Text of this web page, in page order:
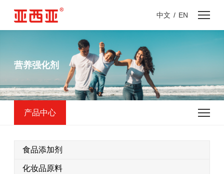
中文 / EN
营养强化剂
产品中心
食品添加剂
化妆品原料